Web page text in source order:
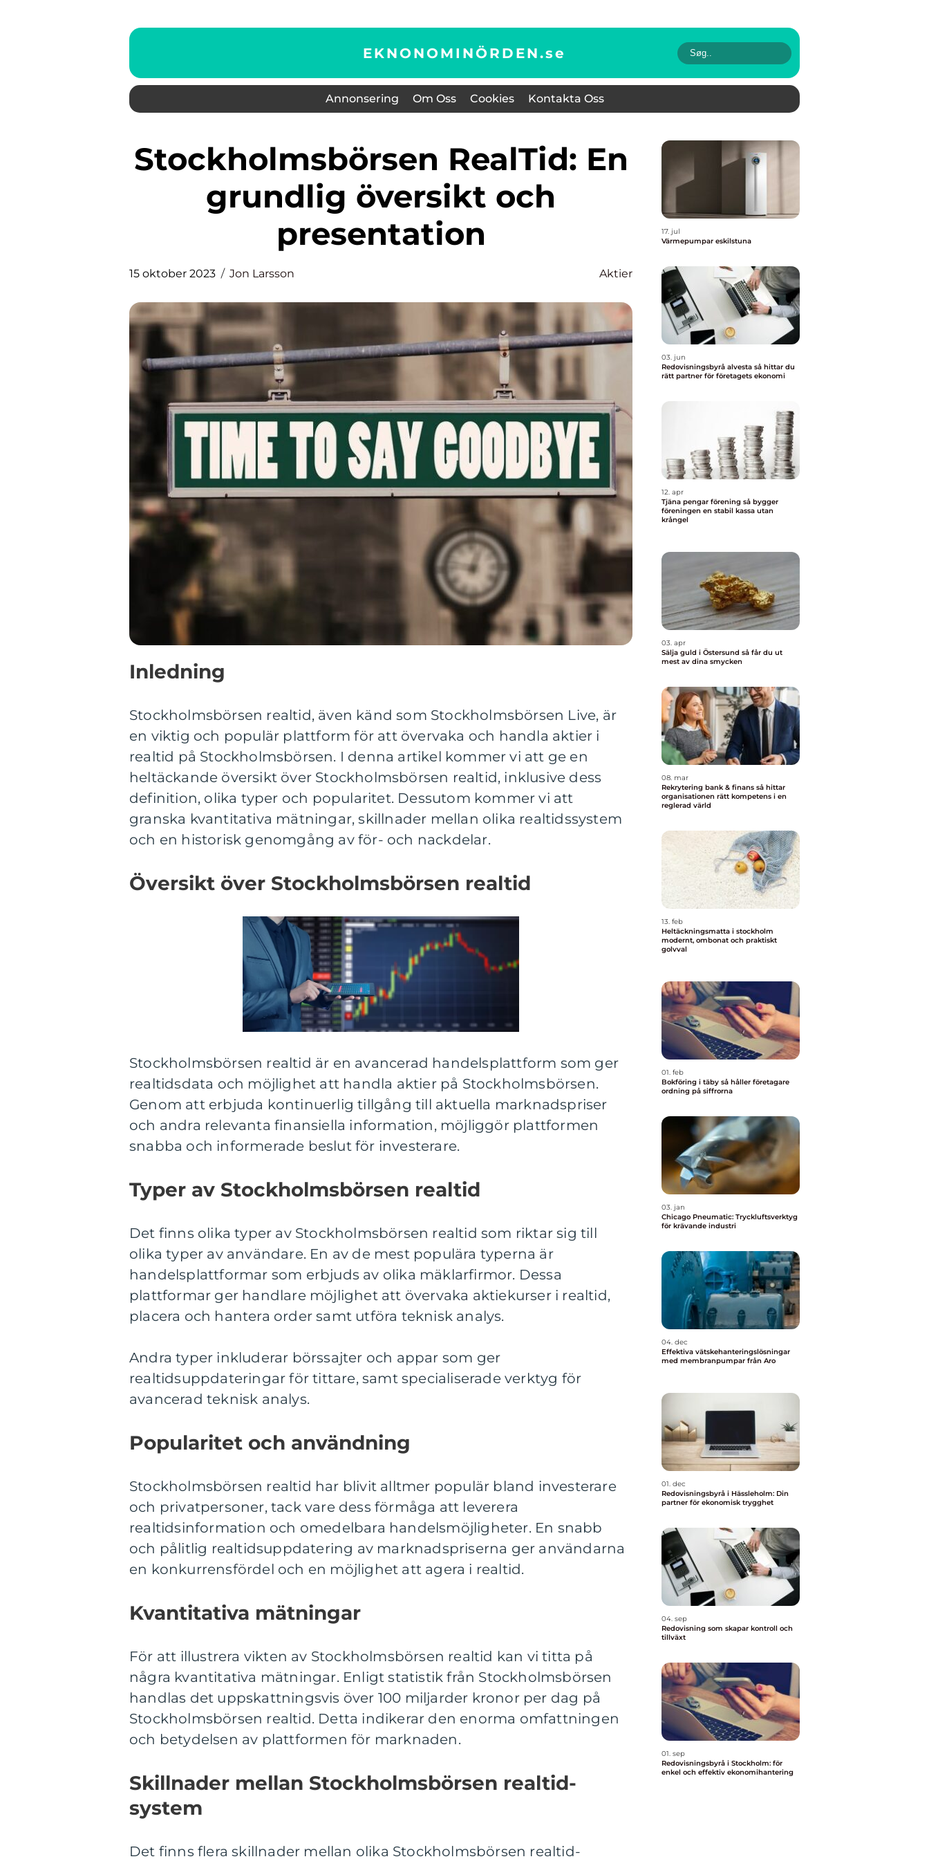
EKNONOMINÖRDEN.se
Annonsering Om Oss Cookies Kontakta Oss
Stockholmsbörsen RealTid: En
grundlig översikt och
presentation
15 oktober 2023 Jon Larsson Aktier
Inledning
Stockholmsbörsen realtid, även känd som Stockholmsbörsen Live, är
en viktig och populär plattform för att övervaka och handla aktier i
realtid på Stockholmsbörsen. I denna artikel kommer vi att ge en
heltäckande översikt över Stockholmsbörsen realtid, inklusive dess
definition, olika typer och popularitet. Dessutom kommer vi att
granska kvantitativa mätningar, skillnader mellan olika realtidssystem
och en historisk genomgång av för- och nackdelar.
Översikt över Stockholmsbörsen realtid
Stockholmsbörsen realtid är en avancerad handelsplattform som ger
realtidsdata och möjlighet att handla aktier på Stockholmsbörsen.
Genom att erbjuda kontinuerlig tillgång till aktuella marknadspriser
och andra relevanta finansiella information, möjliggör plattformen
snabba och informerade beslut för investerare.
Typer av Stockholmsbörsen realtid
Det finns olika typer av Stockholmsbörsen realtid som riktar sig till
olika typer av användare. En av de mest populära typerna är
handelsplattformar som erbjuds av olika mäklarfirmor. Dessa
plattformar ger handlare möjlighet att övervaka aktiekurser i realtid,
placera och hantera order samt utföra teknisk analys.
Andra typer inkluderar börssajter och appar som ger
realtidsuppdateringar för tittare, samt specialiserade verktyg för
avancerad teknisk analys.
Popularitet och användning
Stockholmsbörsen realtid har blivit alltmer populär bland investerare
och privatpersoner, tack vare dess förmåga att leverera
realtidsinformation och omedelbara handelsmöjligheter. En snabb
och pålitlig realtidsuppdatering av marknadspriserna ger användarna
en konkurrensfördel och en möjlighet att agera i realtid.
Kvantitativa mätningar
För att illustrera vikten av Stockholmsbörsen realtid kan vi titta på
några kvantitativa mätningar. Enligt statistik från Stockholmsbörsen
handlas det uppskattningsvis över 100 miljarder kronor per dag på
Stockholmsbörsen realtid. Detta indikerar den enorma omfattningen
och betydelsen av plattformen för marknaden.
Skillnader mellan Stockholmsbörsen realtid-
system
Det finns flera skillnader mellan olika Stockholmsbörsen realtid-
17. jul
Värmepumpar eskilstuna
03. jun
Redovisningsbyrå alvesta så hittar du
rätt partner för företagets ekonomi
12. apr
Tjäna pengar förening så bygger
föreningen en stabil kassa utan
krångel
03. apr
Sälja guld i Östersund så får du ut
mest av dina smycken
08. mar
Rekrytering bank & finans så hittar
organisationen rätt kompetens i en
reglerad värld
13. feb
Heltäckningsmatta i stockholm
modernt, ombonat och praktiskt
golvval
01. feb
Bokföring i täby så håller företagare
ordning på siffrorna
03. jan
Chicago Pneumatic: Tryckluftsverktyg
för krävande industri
04. dec
Effektiva vätskehanteringslösningar
med membranpumpar från Aro
01. dec
Redovisningsbyrå i Hässleholm: Din
partner för ekonomisk trygghet
04. sep
Redovisning som skapar kontroll och
tillväxt
01. sep
Redovisningsbyrå i Stockholm: för
enkel och effektiv ekonomihantering